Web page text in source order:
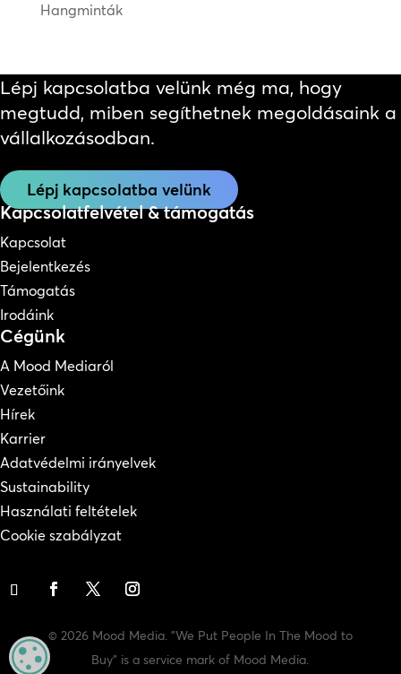
Hangminták
Lépj kapcsolatba velünk még ma, hogy
megtudd, miben segíthetnek megoldásaink a
vállalkozásodban.
Lépj kapcsolatba velünk
Kapcsolatfelvétel & támogatás
Kapcsolat
Bejelentkezés
Támogatás
Irodáink
Cégünk
A Mood Mediaról
Vezetőink
Hírek
Karrier
Adatvédelmi irányelvek
Sustainability
Használati feltételek
Cookie szabályzat
© 2026 Mood Media. "We Put People In The Mood to
Buy" is a service mark of Mood Media.
MANAGE PRIVACY